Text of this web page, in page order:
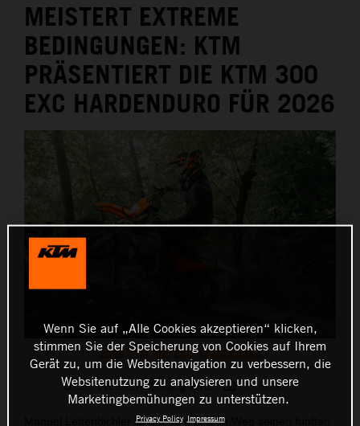
MEISTERT EXTREME
BEDINGUNGEN: KTM
PRÄSENTIERT DIE KTM 300
EXC HARDENDURO FÜR 2026
2026 KTM 300 EXC HARDENDURO
Diese Pressemitteilung hat: 12 Bilder
Manuel Lettenbichler ist auf dem besten Weg seinen fünften
Wenn Sie auf „Alle Cookies akzeptieren“ klicken,
stimmen Sie der Speicherung von Cookies auf Ihrem
Gerät zu, um die Websitenavigation zu verbessern, die
Websitenutzung zu analysieren und unsere
Marketingbemühungen zu unterstützen.
Privacy Policy Impressum